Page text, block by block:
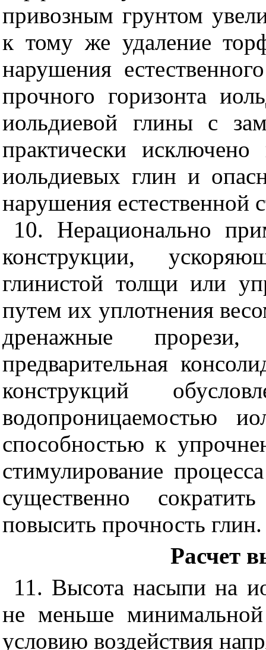
привозным грунтом
к тому же удаление
нарушения
прочного горизонта
иольдиевой глины с
практически
иольдиевых глин и
нарушения естественной
10. Нерационально
конструкции,
глинистой толщи или
путем их уплотнения
дренажные
предварительная
конструкций
водопроницаемостью
способностью к
стимулирование
существенно
повысить прочность глин.
Расчет
11. Высота насыпи на
не меньше
условию воздействия